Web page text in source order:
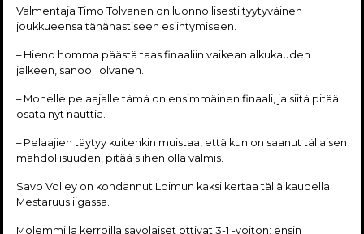
Valmentaja Timo Tolvanen on luonnollisesti tyytyväinen
joukkueensa tähänastiseen esiintymiseen.
– Hieno homma päästä taas finaaliin vaikean alkukauden
jälkeen, sanoo Tolvanen.
– Monelle pelaajalle tämä on ensimmäinen finaali, ja siitä pitää
osata nyt nauttia.
– Pelaajien täytyy kuitenkin muistaa, että kun on saanut tällaisen
mahdollisuuden, pitää siihen olla valmis.
Savo Volley on kohdannut Loimun kaksi kertaa tällä kaudella
Mestaruusliigassa.
Molemmilla kerroilla savolaiset ottivat 3-1 -voiton; ensin